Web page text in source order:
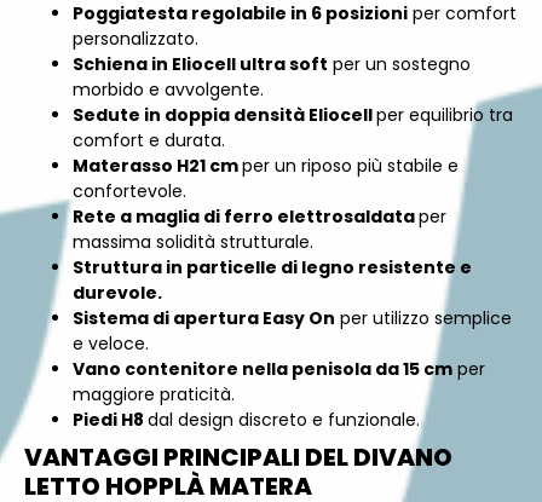
Poggiatesta regolabile in 6 posizioni per comfort
personalizzato.
Schiena in Eliocell ultra soft per un sostegno
morbido e avvolgente.
Sedute in doppia densità Eliocellper equilibrio tra
comfort e durata.
Materasso H21 cmper un riposo più stabile e
confortevole.
Rete a maglia di ferro elettrosaldataper
massima solidità strutturale.
Struttura in particelle di legno resistente e
durevole.
Sistema di apertura Easy On per utilizzo semplice
e veloce.
Vano contenitore nella penisola da 15 cm per
maggiore praticità.
Piedi H8 dal design discreto e funzionale.
VANTAGGI PRINCIPALI DEL DIVANO
LETTO HOPPLÀ MATERA